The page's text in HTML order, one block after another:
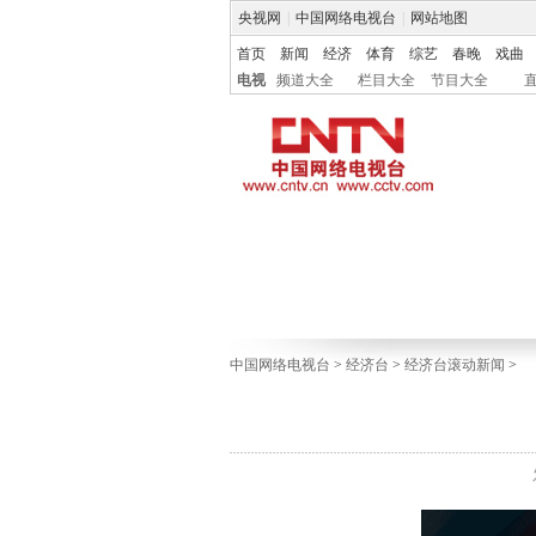
央视网 中国网络电视台 网站地图
首页 新闻 经济 体育 综艺 春晚
戏曲
电视
频道大全 栏目大全 节目大全
中国网络电视台 > 经济台 > 经济台滚动新闻 >